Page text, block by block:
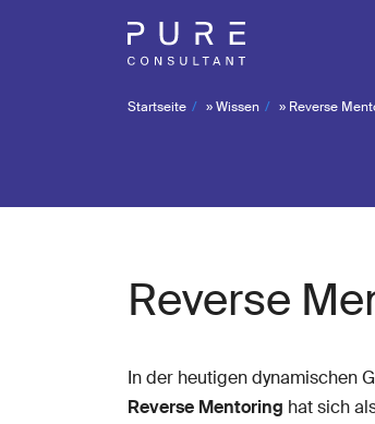
Startseite »Wissen » Reverse
Reverse
In der heutigen dynamischen
Reverse Mentoring hat sich